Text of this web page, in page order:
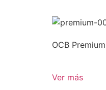
OCB Premium
Ver más